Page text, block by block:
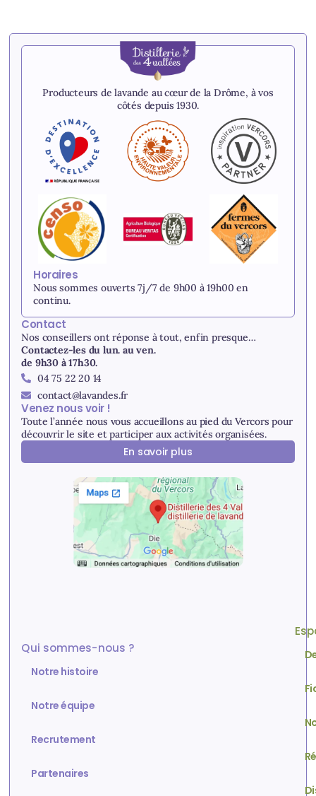
Producteurs de lavande au cœur de la Drôme, à vos
côtés depuis 1930.
Horaires
Nous sommes ouverts 7j/7 de 9h00 à 19h00 en
continu.
Contact
Nos conseillers ont réponse à tout, enfin presque…
Contactez-les du lun. au ven.
de 9h30 à 17h30.
04 75 22 20 14
contact@lavandes.fr
Venez nous voir !
Toute l’année nous vous accueillons au pied du Vercors pour
découvrir le site et participer aux activités organisées.
En savoir plus
Qui sommes-nous ?
Notre histoire
Notre équipe
Recrutement
Partenaires